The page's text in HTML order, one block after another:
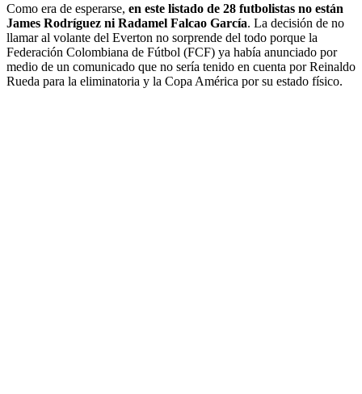
Como era de esperarse, en este listado de 28 futbolistas no están
James Rodríguez ni Radamel Falcao García. La decisión de no
llamar al volante del Everton no sorprende del todo porque la
Federación Colombiana de Fútbol (FCF) ya había anunciado por
medio de un comunicado que no sería tenido en cuenta por Reinaldo
Rueda para la eliminatoria y la Copa América por su estado físico.